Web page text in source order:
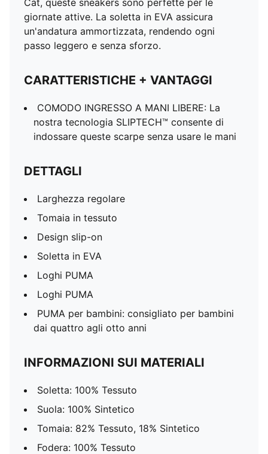
Cat, queste sneakers sono perfette per le
giornate attive. La soletta in EVA assicura
un'andatura ammortizzata, rendendo ogni
passo leggero e senza sforzo.
CARATTERISTICHE + VANTAGGI
COMODO INGRESSO A MANI LIBERE: La
nostra tecnologia SLIPTECH™ consente di
indossare queste scarpe senza usare le mani
DETTAGLI
Larghezza regolare
Tomaia in tessuto
Design slip-on
Soletta in EVA
Loghi PUMA
Loghi PUMA
PUMA per bambini: consigliato per bambini
dai quattro agli otto anni
INFORMAZIONI SUI MATERIALI
Soletta: 100% Tessuto
Suola: 100% Sintetico
Tomaia: 82% Tessuto, 18% Sintetico
Fodera: 100% Tessuto